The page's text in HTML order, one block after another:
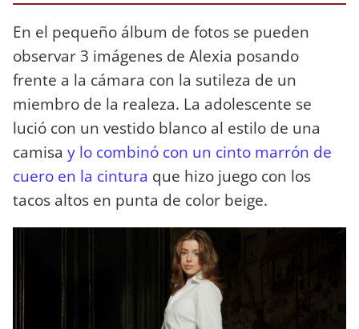
En el pequeño álbum de fotos se pueden
observar 3 imágenes de Alexia posando
frente a la cámara con la sutileza de un
miembro de la realeza. La adolescente se
lució con un vestido blanco al estilo de una
camisa y lo combinó con un cinto marrón de
cuero en la cintura que hizo juego con los
tacos altos en punta de color beige.